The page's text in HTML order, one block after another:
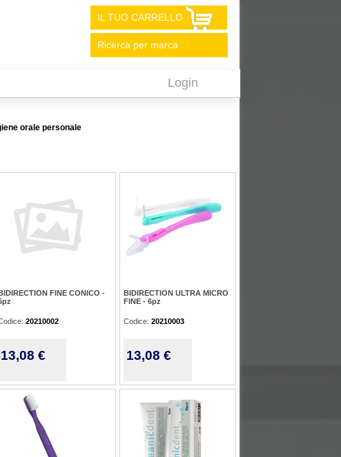
IL TUO CARRELLO
Ricerca per marca
Login
orale personale
FINE CONICO -
20210002
13,08 €
BIDIRECTION ULTRA MICRO
FINE - 6pz
Codice: 20210003
13,08 €